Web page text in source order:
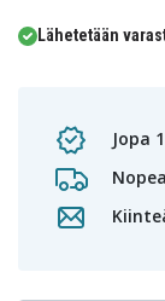
Lähetetään
Jopa